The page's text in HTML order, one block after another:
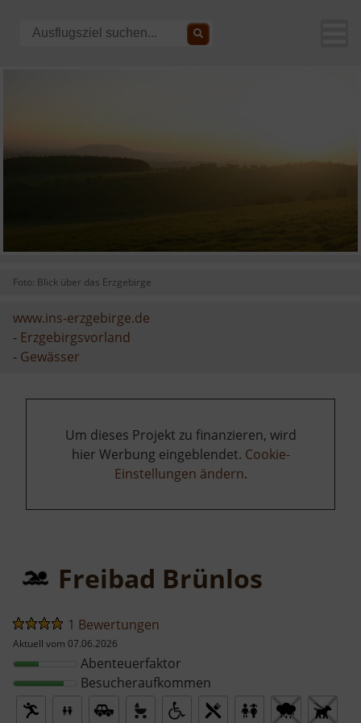
Foto: Blick über das Erzgebirge
www.ins-erzgebirge.de
- Erzgebirgsvorland
- Gewässer
Um dieses Projekt zu finanzieren, wird
hier Werbung eingeblendet. Cookie-
Einstellungen ändern.
Freibad Brünlos
1 Bewertungen
Aktuell vom 07.06.2026
Abenteuerfaktor
Besucheraufkommen